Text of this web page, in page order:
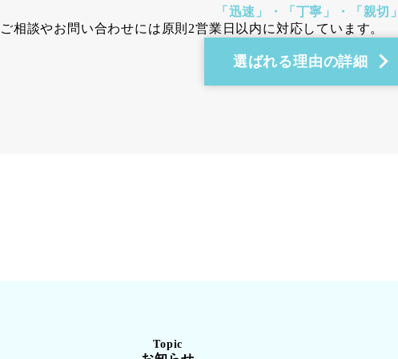
「迅速」・「丁寧」・「親切」
ご相談やお問い合わせには原則2営業日以内に対応しています。
選ばれる理由の詳細
Topic